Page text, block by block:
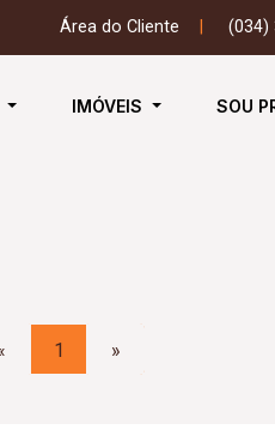
Área do Cliente (034)
IMÓVEIS SOU
1 »